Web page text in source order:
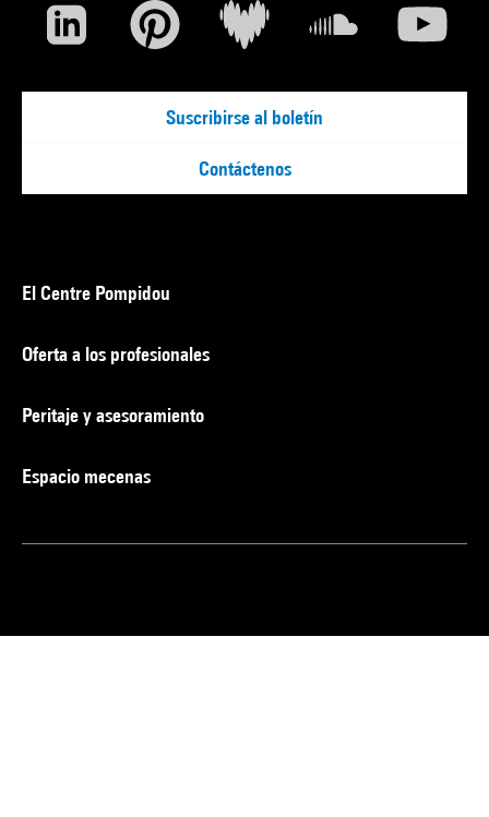
Suscribirse al boletín
Contáctenos
El Centre Pompidou
Oferta a los profesionales
Peritaje y asesoramiento
Espacio mecenas